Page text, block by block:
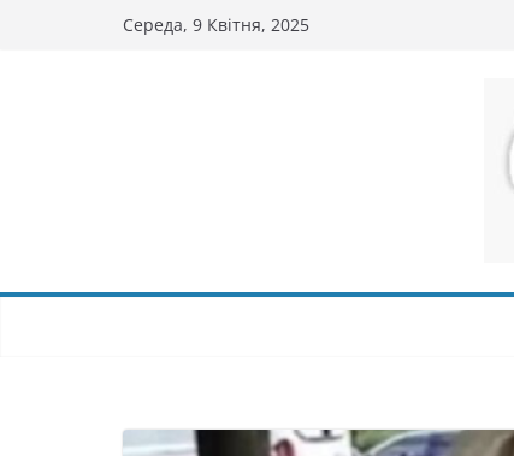
Середа, 9 Квітня, 2025